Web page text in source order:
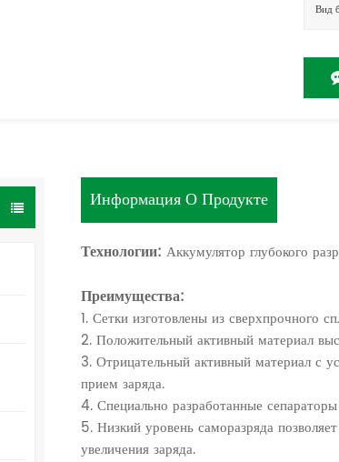
Вид
Информация О Продукте
Технологии: Аккумулятор глубокого
Преимущества:
1. Сетки изготовлены из сверхпрочного
2. Положительный активный материал
3. Отрицательный активный материал с
прием заряда.
4. Специально разработанные
5. Низкий уровень саморазряда
увеличения заряда.